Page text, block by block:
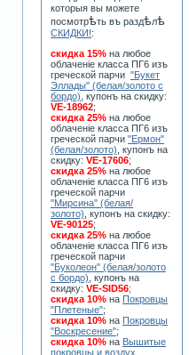
которыя вы можете
посмотрѣть въ раздѣлѣ
СКИДКИ!:
скидка 15% на любое
облаченiе класса ПГ6 изъ
греческой парчи "Букет
Эллады" (белая/золото с
бордо) , купонъ на скидку:
VE-18962;
скидка 25% на любое
облаченiе класса ПГ6 изъ
греческой парчи "Ермон"
(белая/золото) , купонъ на
скидку: VE-17606;
скидка 25% на любое
облаченiе класса ПГ6 изъ
греческой парчи
"Мирсина" (белая/
золото) , купонъ на скидку:
VE-90125;
скидка 25% на любое
облаченiе класса ПГ6 изъ
греческой парчи
"Буколеон" (белая/золото
с бордо) , купонъ на
скидку: VE-SID56;
скидка 10% на Покровцы
"Плетеные";
скидка 10% на Покровцы
"Воскресение";
скидка 10% на Вышитые
покровцы и воздух